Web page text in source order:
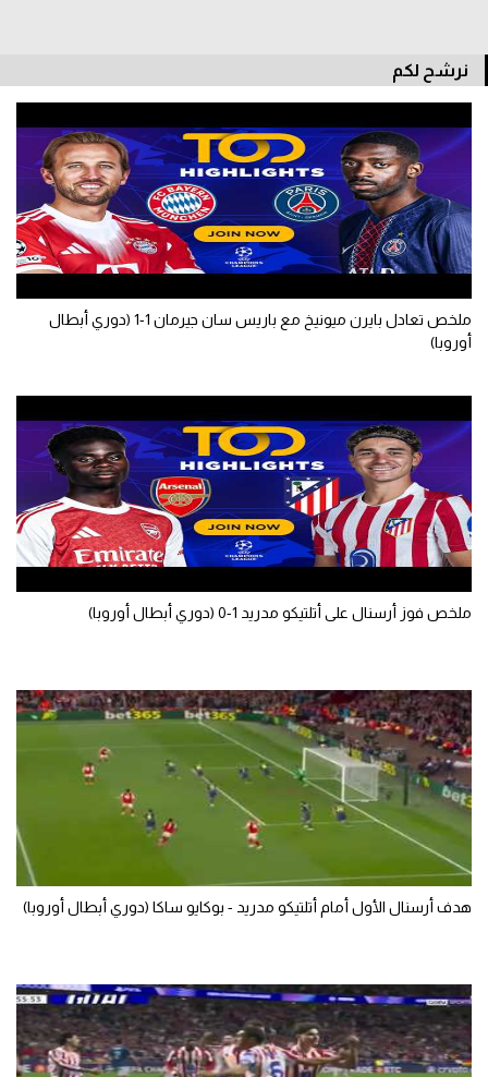
الكرة الأوروبية
الكرة الإفريقية
منتخب مصر
سعودي في الجول
الدوري الإنجليزي
دوري أبطال أوروبا
القسم الثاني
رياضات أخرى
أمم إفريقيا
كرة السلة الأمريكية
كرة سلة
كرة يد
الوطن العربي
في المونديال
رياضة نسائية
آسيا
أمريكا
ركن الألعاب
أقسام خاصة
Gamers
ميركاتو
نرشح لكم
ملخص تعادل بايرن ميونيخ مع باريس سان جيرمان 1-1 (دوري أبطال
أوروبا)
ملخص فوز أرسنال على أتلتيكو مدريد 1-0 (دوري أبطال أوروبا)
هدف أرسنال الأول أمام أتلتيكو مدريد - بوكايو ساكا (دوري أبطال أوروبا)